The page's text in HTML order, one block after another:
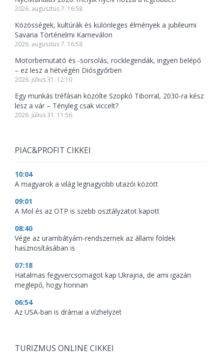
2026. augusztus 7. 16:58
Közösségek, kultúrák és különleges élmények a jubileumi
Savaria Történelmi Karneválon
2026. augusztus 7. 16:58
Motorbemutató és -sorsolás, rocklegendák, ingyen belépő
– ez lesz a hétvégén Diósgyőrben
2026. július 31. 12:10
Egy munkás tréfásan közölte Szopkó Tiborral, 2030-ra kész
lesz a vár – Tényleg csak viccelt?
2026. július 31. 11:56
PIAC&PROFIT CIKKEI
10:04
A magyarok a világ legnagyobb utazói között
09:01
A Mol és az OTP is szebb osztályzatot kapott
08:40
Vége az urambátyám-rendszernek az állami földek
hasznosításában is
07:18
Hatalmas fegyvercsomagot kap Ukrajna, de ami igazán
meglepő, hogy honnan
06:54
Az USA-ban is drámai a vízhelyzet
TURIZMUS ONLINE CIKKEI